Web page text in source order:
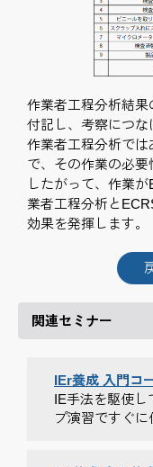
作業者工程分析結
付記し、考察につな
作業者工程分析で
で、その作業の必要
したがって、作業
業者工程分析と
効果を発揮します。
関連セミナー
IEr養成 入門コ
IE手法を駆使し
プ演習ですぐ